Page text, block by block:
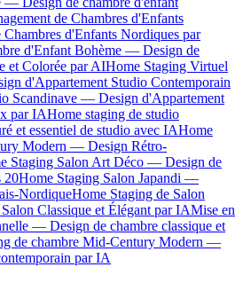
de Chambres d'Enfants
d'Enfants Nordiques par
d'Enfant Bohème — Design de
et Colorée par AIHome Staging Virtuel
d'Appartement Studio Contemporain
Scandinave — Design d'Appartement
par IAHome staging de studio
et essentiel de studio avec IAHome
Modern — Design Rétro-
Staging Salon Art Déco — Design de
20Home Staging Salon Japandi —
NordiqueHome Staging de Salon
Classique et Élégant par IAMise en
— Design de chambre classique et
de chambre Mid-Century Modern —
par IA